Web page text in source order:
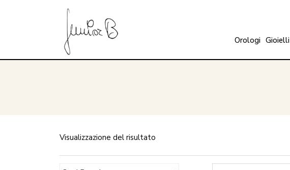
Orologi Gioielli
Visualizzazione del risultato